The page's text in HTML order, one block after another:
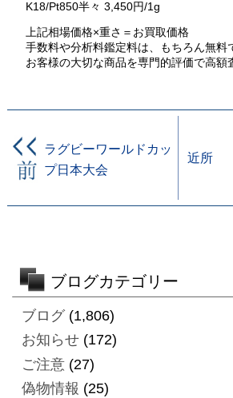
K18/Pt850半々 3,450円/1g
上記相場価格×重さ＝お買取価格
手数料や分析料鑑定料は、もちろん無料
お客様の大切な商品を専門的評価で高額
ラグビーワールドカッ
プ日本大会
近所
ブログカテゴリー
ブログ(1,806)
お知らせ(172)
ご注意(27)
偽物情報 (25)